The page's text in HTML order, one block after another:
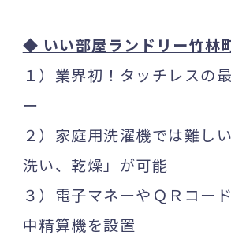
◆ いい部屋ランドリー竹林
１）業界初！タッチレスの
ー
２）家庭用洗濯機では難し
洗い、乾燥」が可能
３）電子マネーやＱＲコー
中精算機を設置